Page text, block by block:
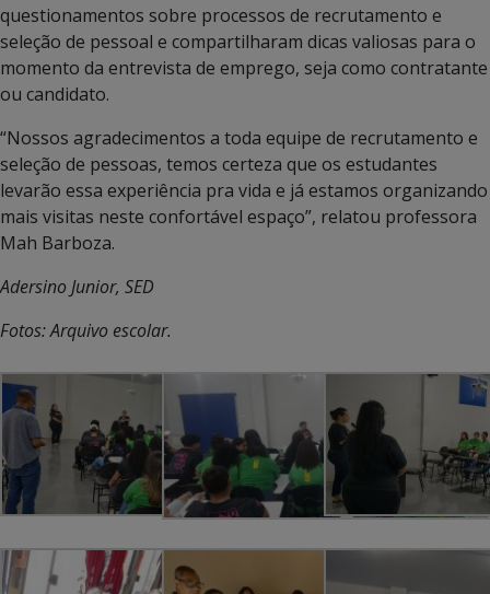
questionamentos sobre processos de recrutamento e
seleção de pessoal e compartilharam dicas valiosas para o
momento da entrevista de emprego, seja como contratante
ou candidato.
“Nossos agradecimentos a toda equipe de recrutamento e
seleção de pessoas, temos certeza que os estudantes
levarão essa experiência pra vida e já estamos organizando
mais visitas neste confortável espaço”, relatou professora
Mah Barboza.
Adersino Junior, SED
Fotos: Arquivo escolar.